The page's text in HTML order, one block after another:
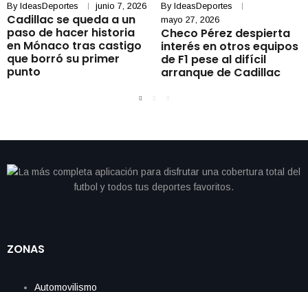
By IdeasDeportes junio 7, 2026
Cadillac se queda a un
paso de hacer historia
en Mónaco tras castigo
que borró su primer
punto
By IdeasDeportes
mayo 27, 2026
Checo Pérez despierta
interés en otros equipos
de F1 pese al difícil
arranque de Cadillac
ZONAS
Automovilismo